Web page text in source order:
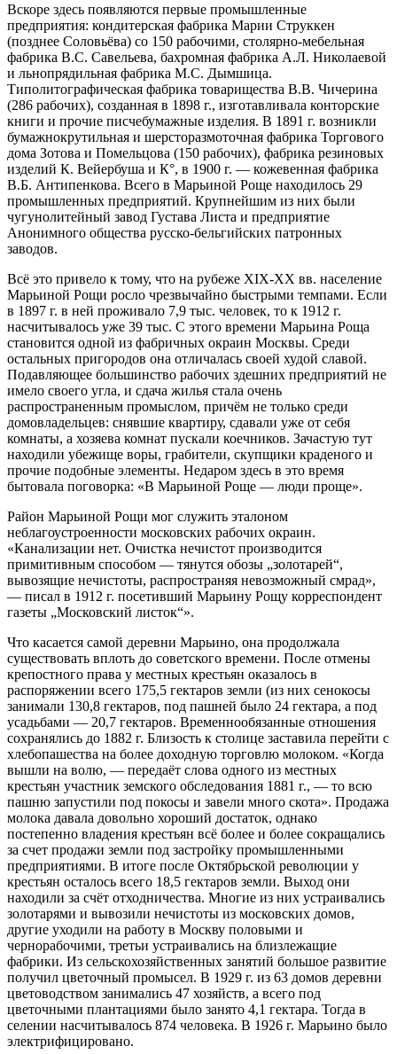
Вскоре здесь появляются первые промышленные
предприятия: кондитерская фабрика Марии Струккен
(позднее Соловьёва) со 150 рабочими, столярно-мебельная
фабрика B.C. Савельева, бахромная фабрика А.Л. Николаевой
и льнопрядильная фабрика М.С. Дымшица.
Типолитографическая фабрика товарищества В.В. Чичерина
(286 рабочих), созданная в 1898 г., изготавливала конторские
книги и прочие писчебумажные изделия. В 1891 г. возникли
бумажнокрутильная и шерсторазмоточная фабрика Торгового
дома Зотова и Помельцова (150 рабочих), фабрика резиновых
изделий К. Вейербуша и К°, в 1900 г. — кожевенная фабрика
В.Б. Антипенкова. Всего в Марьиной Роще находилось 29
промышленных предприятий. Крупнейшим из них были
чугунолитейный завод Густава Листа и предприятие
Анонимного общества русско-бельгийских патронных
заводов.
Всё это привело к тому, что на рубеже XIX-XX вв. население
Марьиной Рощи росло чрезвычайно быстрыми темпами. Если
в 1897 г. в ней проживало 7,9 тыс. человек, то к 1912 г.
насчитывалось уже 39 тыс. С этого времени Марьина Роща
становится одной из фабричных окраин Москвы. Среди
остальных пригородов она отличалась своей худой славой.
Подавляющее большинство рабочих здешних предприятий не
имело своего угла, и сдача жилья стала очень
распространенным промыслом, причём не только среди
домовладельцев: снявшие квартиру, сдавали уже от себя
комнаты, а хозяева комнат пускали коечников. Зачастую тут
находили убежище воры, грабители, скупщики краденого и
прочие подобные элементы. Недаром здесь в это время
бытовала поговорка: «В Марьиной Роще — люди проще».
Район Марьиной Рощи мог служить эталоном
неблагоустроенности московских рабочих окраин.
«Канализации нет. Очистка нечистот производится
примитивным способом — тянутся обозы „золотарей“,
вывозящие нечистоты, распространяя невозможный смрад»,
— писал в 1912 г. посетивший Марьину Рощу корреспондент
газеты „Московский листок“».
Что касается самой деревни Марьино, она продолжала
существовать вплоть до советского времени. После отмены
крепостного права у местных крестьян оказалось в
распоряжении всего 175,5 гектаров земли (из них сенокосы
занимали 130,8 гектаров, под пашней было 24 гектара, а под
усадьбами — 20,7 гектаров. Временнообязанные отношения
сохранялись до 1882 г. Близость к столице заставила перейти с
хлебопашества на более доходную торговлю молоком. «Когда
вышли на волю, — передаёт слова одного из местных
крестьян участник земского обследования 1881 г., — то всю
пашню запустили под покосы и завели много скота». Продажа
молока давала довольно хороший достаток, однако
постепенно владения крестьян всё более и более сокращались
за счет продажи земли под застройку промышленными
предприятиями. В итоге после Октябрьской революции у
крестьян осталось всего 18,5 гектаров земли. Выход они
находили за счёт отходничества. Многие из них устраивались
золотарями и вывозили нечистоты из московских домов,
другие уходили на работу в Москву половыми и
чернорабочими, третьи устраивались на близлежащие
фабрики. Из сельскохозяйственных занятий большое развитие
получил цветочный промысел. В 1929 г. из 63 домов деревни
цветоводством занимались 47 хозяйств, а всего под
цветочными плантациями было занято 4,1 гектара. Тогда в
селении насчитывалось 874 человека. В 1926 г. Марьино было
электрифицировано.